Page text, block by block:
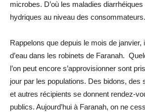
microbes. D’où les maladies
hydriques au niveau des consommateurs.
Rappelons que depuis le mois de janvier,
d’eau dans les robinets de Faranah.
l’on peut encore s’approvisionner sont
jour par les populations. Des bidons, des
et autres récipients se donnent rendez-
publics. Aujourd’hui à Faranah, on ne